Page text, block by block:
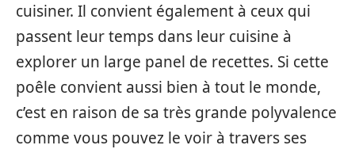
cuisiner. Il convient également à ceux qui
passent leur temps dans leur cuisine à
explorer un large panel de recettes. Si cette
poêle convient aussi bien à tout le monde,
c’est en raison de sa très grande polyvalence
comme vous pouvez le voir à travers ses